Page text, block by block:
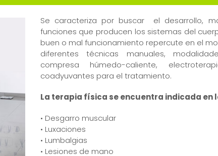
Se caracteriza por buscar el desarrollo,
funciones que producen los sistemas del
buen o mal funcionamiento repercute en el
diferentes técnicas manuales,
compresa húmedo-caliente,
coadyuvantes para el tratamiento.
La terapia física se encuentra indicada en
• Desgarro muscular
• Luxaciones
• Lumbalgias
• Lesiones de mano